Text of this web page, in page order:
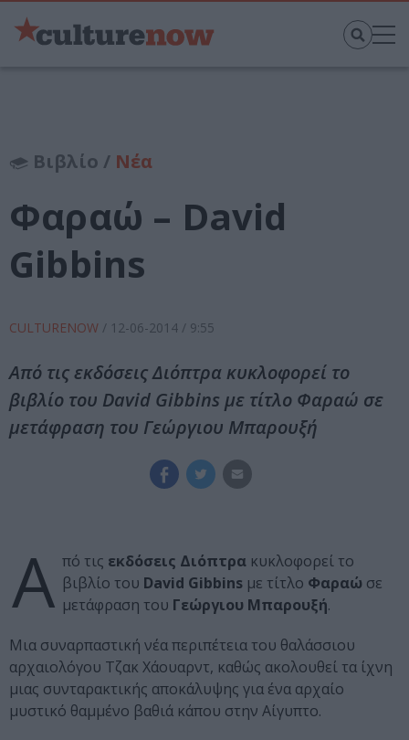
Βιβλίο / Νέα
Φαραώ – David
Gibbins
CULTURENOW / 12-06-2014 / 9:55
Από τις εκδόσεις Διόπτρα κυκλοφορεί το
βιβλίο του David Gibbins με τίτλο Φαραώ σε
μετάφραση του Γεώργιου Μπαρουξή
Α πό τις εκδόσεις Διόπτρα κυκλοφορεί το
βιβλίο του David Gibbins με τίτλο Φαραώ σε
μετάφραση του Γεώργιου Μπαρουξή.
Μια συναρπαστική νέα περιπέτεια του θαλάσσιου
αρχαιολόγου Τζακ Χάουαρντ, καθώς ακολουθεί τα ίχνη
μιας συνταρακτικής αποκάλυψης για ένα αρχαίο
μυστικό θαμμένο βαθιά κάπου στην Αίγυπτο.